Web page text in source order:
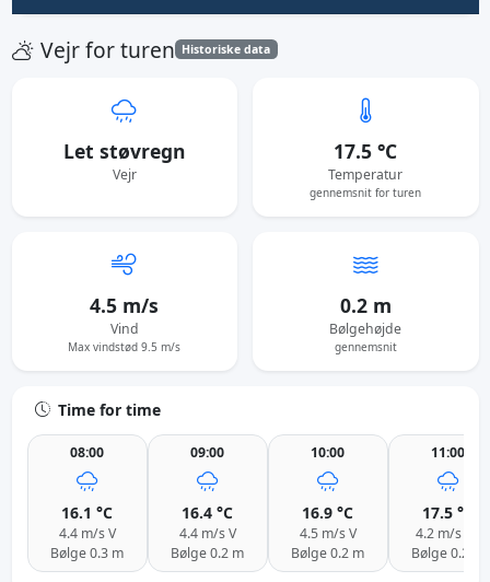
Vejr for turen Historiske data
Let støvregn
Vejr
17.5 °C
Temperatur
gennemsnit for turen
4.5 m/s
Vind
Max vindstød 9.5 m/s
0.2 m
Bølgehøjde
gennemsnit
Time for time
08:00
16.1 °C
4.4 m/s V
Bølge 0.3 m
09:00
16.4 °C
4.4 m/s V
Bølge 0.2 m
10:00
16.9 °C
4.5 m/s V
Bølge 0.2 m
11:00
17.5 °C
4.2 m/s SV
Bølge 0.2 m